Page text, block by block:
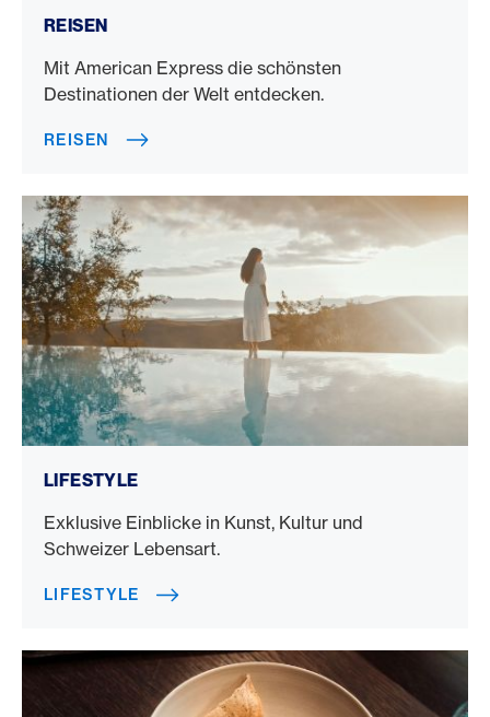
REISEN
Mit American Express die schönsten
Destinationen der Welt entdecken.
REISEN
LIFESTYLE
Exklusive Einblicke in Kunst, Kultur und
Schweizer Lebensart.
LIFESTYLE